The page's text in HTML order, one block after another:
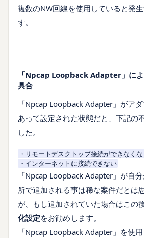
複数のNW回線を使用していると発
す。
「Npcap Loopback Adapter」に
具合
「Npcap Loopback Adapter」がア
あって設定された状態だと、下記の
した。
・リモートデスクトップ接続ができなく
・インターネットに接続できない
「Npcap Loopback Adapter」が自
所で追加される事は稀な案件だとは
が、もし追加されていた場合はこの
化設定をお勧めします。
「Npcap Loopback Adapter」を使